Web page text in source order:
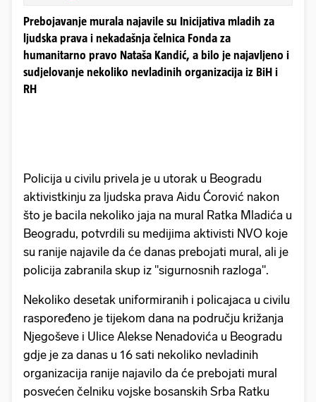
Prebojavanje murala najavile su Inicijativa mladih za
ljudska prava i nekadašnja čelnica Fonda za
humanitarno pravo Nataša Kandić, a bilo je najavljeno i
sudjelovanje nekoliko nevladinih organizacija iz BiH i
RH
Policija u civilu privela je u utorak u Beogradu
aktivistkinju za ljudska prava Aidu Ćorović nakon
što je bacila nekoliko jaja na mural Ratka Mladića u
Beogradu, potvrdili su medijima aktivisti NVO koje
su ranije najavile da će danas prebojati mural, ali je
policija zabranila skup iz "sigurnosnih razloga".
Nekoliko desetak uniformiranih i policajaca u civilu
raspoređeno je tijekom dana na području križanja
Njegoševe i Ulice Alekse Nenadovića u Beogradu
gdje je za danas u 16 sati nekoliko nevladinih
organizacija ranije najavilo da će prebojati mural
posvećen čelniku vojske bosanskih Srba Ratku